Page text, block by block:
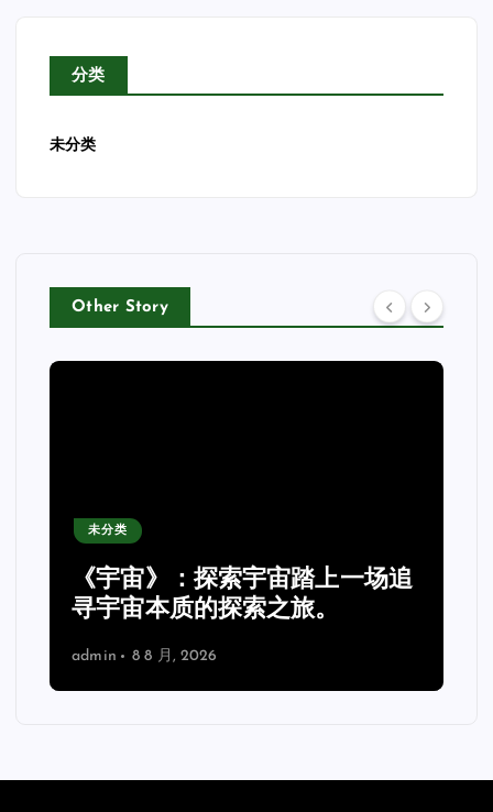
分类
未分类
Other Story
未分类
《宇宙》：探索宇宙踏上一场追
寻宇宙本质的探索之旅。
admin 8 8 月, 2026